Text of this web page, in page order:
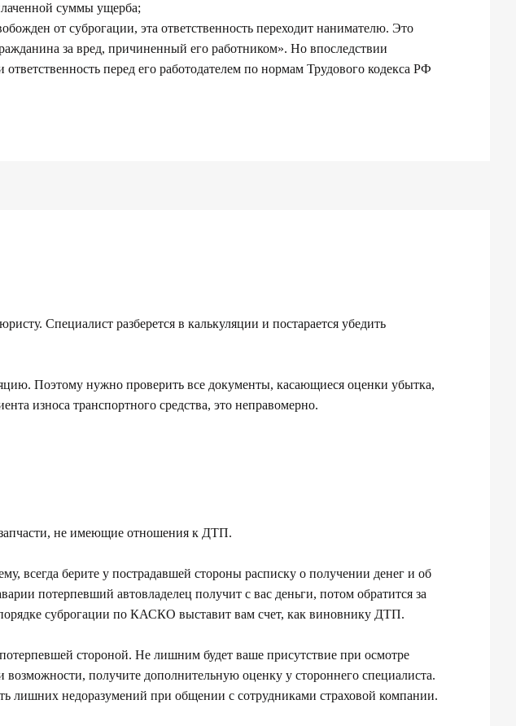
суммы ущерба;
от суброгации, эта ответственность переходит нанимателю. Это
за вред, причиненный его работником». Но впоследствии
перед его работодателем по нормам Трудового кодекса РФ
Специалист разберется в калькуляции и постарается убедить
Поэтому нужно проверить все документы, касающиеся оценки убытка,
износа транспортного средства, это неправомерно.
запчасти, не имеющие отношения к ДТП.
всегда берите у пострадавшей стороны расписку о получении денег и об
потерпевший автовладелец получит с вас деньги, потом обратится за
суброгации по КАСКО выставит вам счет, как виновнику ДТП.
стороной. Не лишним будет ваше присутствие при осмотре
получите дополнительную оценку у стороннего специалиста.
лишних недоразумений при общении с сотрудниками страховой компании.